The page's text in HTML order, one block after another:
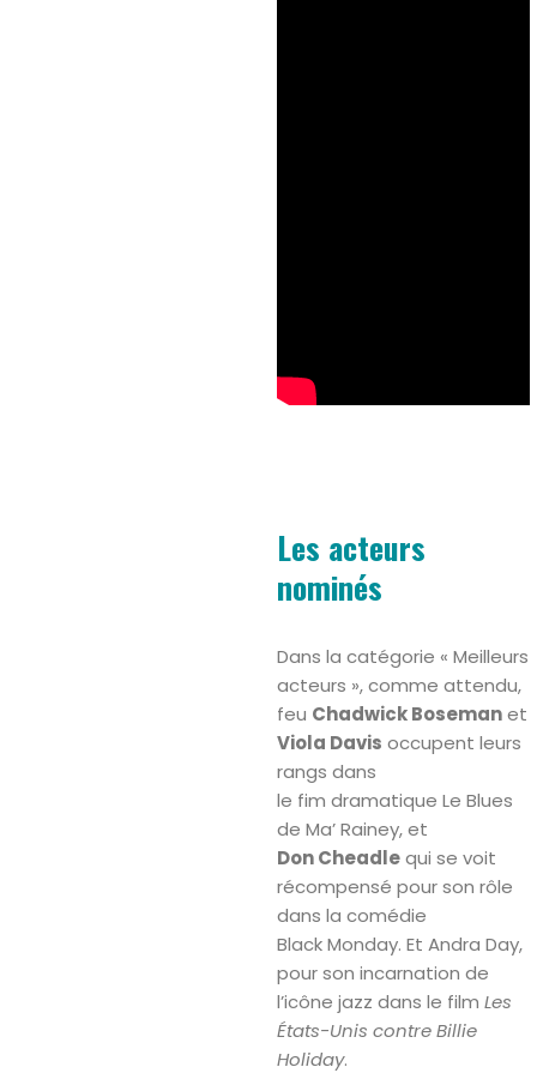
Les acteurs
nominés
Dans la catégorie « Meilleurs
acteurs », comme attendu,
feu Chadwick Bosemanet
Viola Davis occupent leurs
rangs dans
le fim dramatique Le Blues
de Ma’ Rainey, et
Don Cheadlequi se voit
récompensé pour son rôle
dans la comédie
Black Monday. Et Andra Day,
pour son incarnation de
l’icône jazz dans le film Les
États-Unis contre Billie
Holiday.